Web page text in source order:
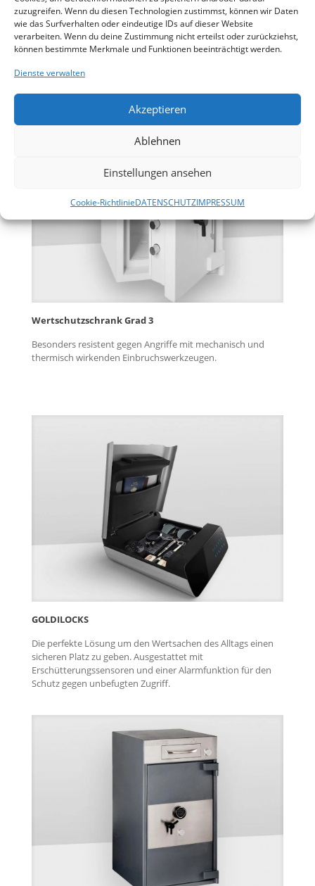
zuzugreifen. Wenn du diesen Technologien zustimmst, können wir Daten
wie das Surfverhalten oder eindeutige IDs auf dieser Website
verarbeiten. Wenn du deine Zustimmung nicht erteilst oder zurückziehst,
können bestimmte Merkmale und Funktionen beeinträchtigt werden.
Dienste verwalten
Akzeptieren
Ablehnen
Einstellungen ansehen
Cookie-RichtlinieDATENSCHUTZIMPRESSUM
Wertschutzschrank Grad 2
Besonders resistent gegen Angriffe mit mechanisch und
Wertschutzschrank Grad 3
Besonders resistent gegen Angriffe mit mechanisch und
thermisch wirkenden Einbruchswerkzeugen.
GOLDILOCKS
Die perfekte Lösung um den Wertsachen des Alltags einen
sicheren Platz zu geben. Ausgestattet mit
Erschütterungssensoren und einer Alarmfunktion für den
Schutz gegen unbefugten Zugriff.